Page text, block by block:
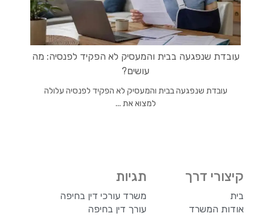
עובדת שנפגעה בבית והמעסיק לא הפקיד לפנסיה: מה
עושים?
עובדת שנפגעה בבית והמעסיק לא הפקיד לפנסיה עלולה
למצוא את ...
קיצורי דרך
בית
אודות המשרד
תגיות
משרד עורכי דין בחיפה
עורך דין בחיפה